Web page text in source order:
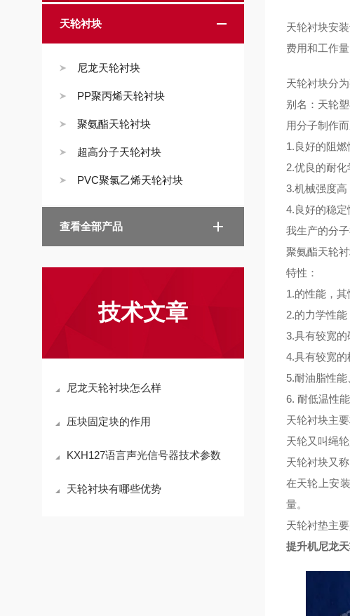
天轮衬块
尼龙天轮衬块
PP聚丙烯天轮衬块
聚氨酯天轮衬块
超高分子天轮衬块
PVC聚氯乙烯天轮衬块
查看全部产品
技术文章
尼龙天轮衬块怎么样
压块固定块的作用
KXH127语言声光信号器技术参数
天轮衬块有哪些优势
天轮衬块安
费用和工作量
天轮衬块分
别名：天轮
用分子制作
1.良好的阻燃
2.优良的耐化
3.机械强度高
4.良好的稳定
我生产的分
聚氨酯天轮
特性：
1.的性能，其
2.的力学性
3.具有较宽的
4.具有较宽的
5.耐油脂性
6. 耐低温性
天轮衬块主
天轮又叫绳
天轮衬块又
在天轮上安
量。
天轮衬垫主
提升机尼龙